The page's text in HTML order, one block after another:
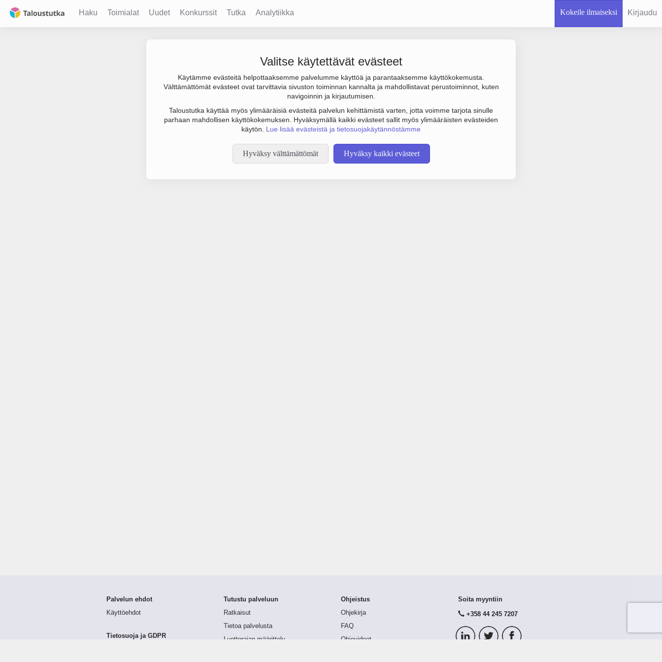
Haku Toimialat Uudet Konkurssit Tutka Analytiikka Kokeile ilmaiseksi Kirjaudu
Valitse käytettävät evästeet
Käytämme evästeitä helpottaaksemme palvelumme käyttöä ja parantaaksemme käyttökokemusta.
Välttämättömät evästeet ovat tarvittavia sivuston toiminnan kannalta ja mahdollistavat perustoiminnot, kuten
navigoinnin ja kirjautumisen.
Taloustutka käyttää myös ylimääräisiä evästeitä palvelun kehittämistä varten, jotta voimme tarjota sinulle
parhaan mahdollisen käyttökokemuksen. Hyväksymällä kaikki evästeet sallit myös ylimääräisten evästeiden
käytön. Lue lisää evästeistä ja tietosuojakäytännöstämme
Hyväksy välttämättömät Hyväksy kaikki evästeet
Joudumme käyttämään botinestovarmennusta sivustollamme. Suoritathan alla olevan varmistuksen.
Palvelun ehdot
Käyttöehdot
Tietosuoja ja GDPR
Tutustu palveluun
Ratkaisut
Tietoa palvelusta
Luottorajan määrittely
Ohjeistus
Ohjekirja
FAQ
Ohjevideot
Soita myyntiin
+358 44 245 7207